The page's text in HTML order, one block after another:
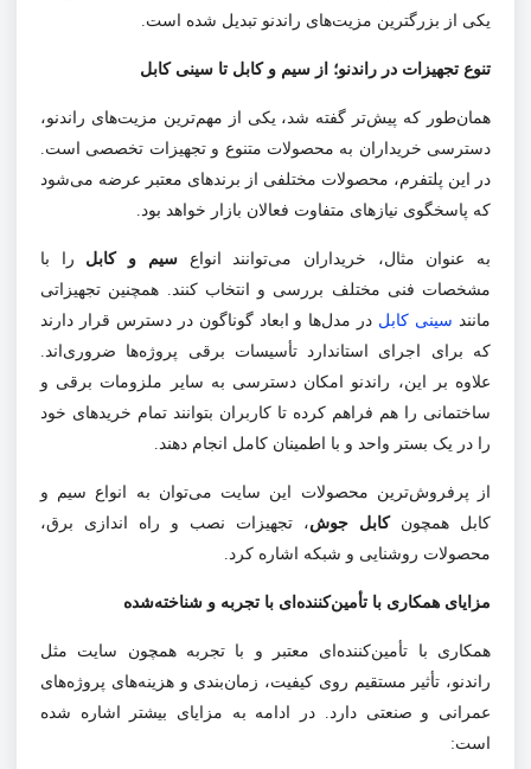
یکی از بزرگترین مزیت‌های راندنو تبدیل شده است.
تنوع تجهیزات در راندنو؛ از سیم و کابل تا سینی کابل
همان‌طور که پیش‌تر گفته شد، یکی از مهم‌ترین مزیت‌های راندنو،
دسترسی خریداران به محصولات متنوع و تجهیزات تخصصی است.
در این پلتفرم، محصولات مختلفی از برندهای معتبر عرضه می‌شود
که پاسخگوی نیازهای متفاوت فعالان بازار خواهد بود
به عنوان مثال، خریداران می‌توانند انواعسیم و کابل را با
مشخصات فنی مختلف بررسی و انتخاب کنند. همچنین تجهیزاتی
مانند سینی کابل در مدل‌ها و ابعاد گوناگون در دسترس قرار دارند
که برای اجرای استاندارد تأسیسات برقی پروژه‌ها ضروری‌اند.
علاوه بر این، راندنو امکان دسترسی به سایر ملزومات برقی و
ساختمانی را هم فراهم کرده تا کاربران بتوانند تمام خریدهای خود
را در یک بستر واحد و با اطمینان کامل انجام دهند
از پرفروش‌ترین محصولات این سایت می‌توان به انواع سیم و
کابل همچونکابل جوش، تجهیزات نصب و راه اندازی برق،
محصولات روشنایی و شبکه اشاره کرد.
مزایای همکاری با تأمین‌کننده‌ای با تجربه و شناخته‌شده
همکاری با تأمین‌کننده‌ای معتبر و با تجربه همچون سایت مثل
راندنو، تأثیر مستقیم روی کیفیت، زمان‌بندی و هزینه‌های پروژه‌های
عمرانی و صنعتی دارد. در ادامه به مزایای بیشتر اشاره شده
است: